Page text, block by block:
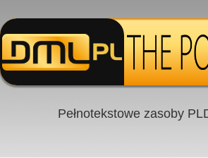
Pełnotekstowe zasoby